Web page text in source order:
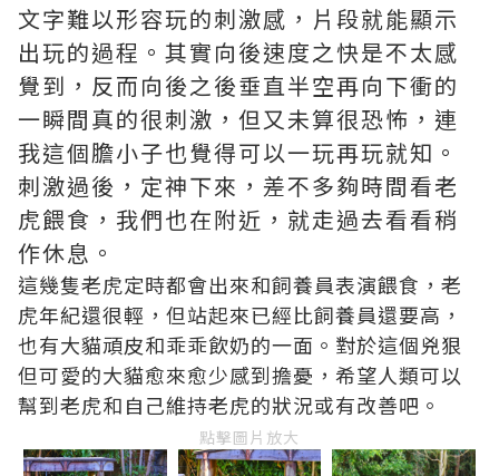
文字難以形容玩的刺激感，片段就能顯示
出玩的過程。其實向後速度之快是不太感
覺到，反而向後之後垂直半空再向下衝的
一瞬間真的很刺激，但又未算很恐怖，連
我這個膽小子也覺得可以一玩再玩就知。
刺激過後，定神下來，差不多夠時間看老
虎餵食，我們也在附近，就走過去看看稍
作休息。
這幾隻老虎定時都會出來和飼養員表演餵食，老
虎年紀還很輕，但站起來已經比飼養員還要高，
也有大貓頑皮和乖乖飲奶的一面。對於這個兇狠
但可愛的大貓愈來愈少感到擔憂，希望人類可以
幫到老虎和自己維持老虎的狀況或有改善吧。
點擊圖片放大